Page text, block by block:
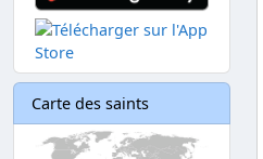
Carte des saints